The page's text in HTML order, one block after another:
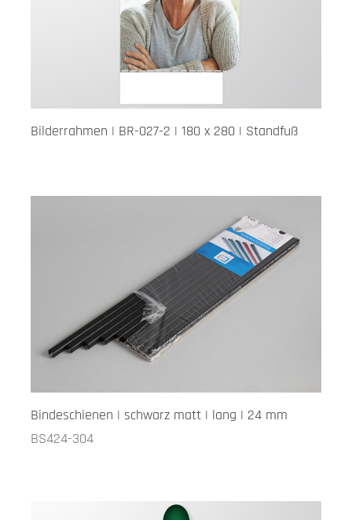
Bilderrahmen | BR-027-2 | 180 x 280 | Standfuß
Bindeschienen | schwarz matt | lang | 24 mm
BS424-304